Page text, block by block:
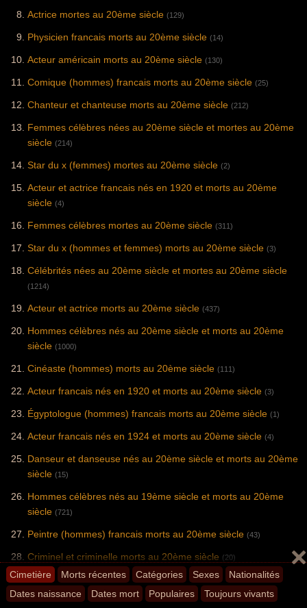
Cimetière Morts récentes Catégories Sexes
Nationalités
Dates naissance
Dates mort Populaires Toujours vivants
Actrice mortes au 20ème siècle (129)
Physicien francais morts au 20ème siècle (14)
Acteur américain morts au 20ème siècle (130)
Comique (hommes) francais morts au 20ème siècle (25)
Chanteur et chanteuse morts au 20ème siècle (212)
Femmes célèbres nées au 20ème siècle et mortes au 20ème
siècle (214)
Star du x (femmes) mortes au 20ème siècle (2)
Acteur et actrice francais nés en 1920 et morts au 20ème
siècle (4)
Femmes célèbres mortes au 20ème siècle (311)
Star du x (hommes et femmes) morts au 20ème siècle (3)
Célébrités nées au 20ème siècle et mortes au 20ème siècle
(1214)
Acteur et actrice morts au 20ème siècle (437)
Hommes célèbres nés au 20ème siècle et morts au 20ème
siècle (1000)
Cinéaste (hommes) morts au 20ème siècle (111)
Acteur francais nés en 1920 et morts au 20ème siècle (3)
Égyptologue (hommes) francais morts au 20ème siècle (1)
Acteur francais nés en 1924 et morts au 20ème siècle (4)
Danseur et danseuse nés au 20ème siècle et morts au 20ème
siècle (15)
Hommes célèbres nés au 19ème siècle et morts au 20ème
siècle (721)
Peintre (hommes) francais morts au 20ème siècle (43)
Criminel et criminelle morts au 20ème siècle (20)
Acteur italien morts au 20ème siècle (10)
Chanteuse américaine mortes au 20ème siècle (13)